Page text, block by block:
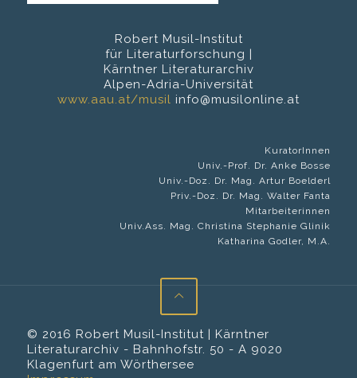
Robert Musil-Institut
für Literaturforschung |
Kärntner Literaturarchiv
Alpen-Adria-Universität
www.aau.at/musil info@musilonline.at
KuratorInnen
Univ.-Prof. Dr. Anke Bosse
Univ.-Doz. Dr. Mag. Artur Boelderl
Priv.-Doz. Dr. Mag. Walter Fanta
Mitarbeiterinnen
Univ.Ass. Mag. Christina Stephanie Glinik
Katharina Godler, M.A.
© 2016 Robert Musil-Institut | Kärntner
Literaturarchiv - Bahnhofstr. 50 - A 9020
Klagenfurt am Wörthersee